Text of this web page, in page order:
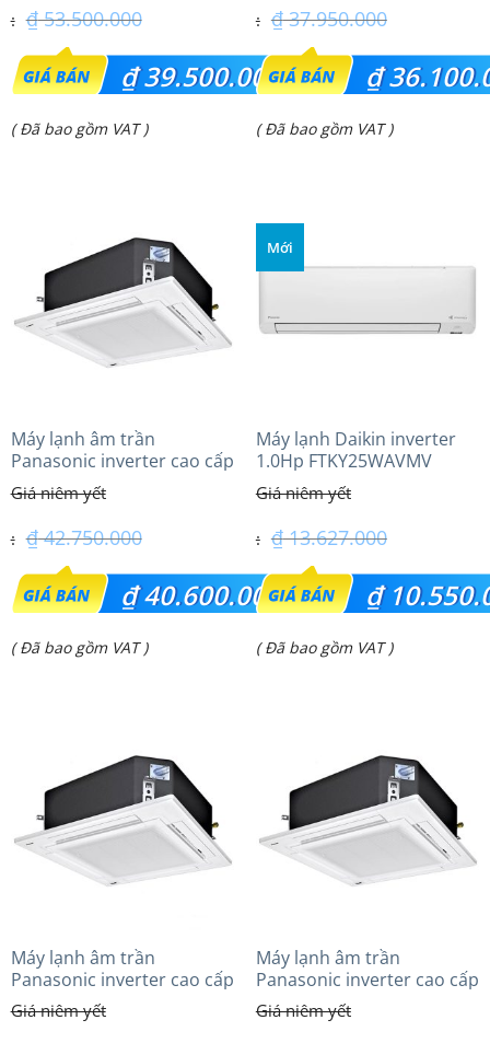
₫53.500.000
Giá
gốc
là:
₫39.500.000
Giá
₫ 39.500.000.
( Đã bao gồm VAT )
₫37.950.000
Giá
gốc
là:
₫
Giá
₫ 36.100.000.
( Đã bao gồm VAT )
Máy lạnh âm trần
Panasonic inverter cao cấp
(5.0Hp) S-3448PU3HA/U-
43PRH1H5
₫42.750.000
Giá
gốc
là:
₫40.600.000
Giá
₫ 40.600.000.
( Đã bao gồm VAT )
Mới
Máy lạnh Daikin inverter
1.0Hp FTKY25WAVMV
₫13.627.000
Giá
gốc
là:
₫
Giá
₫ 10.550.000.
( Đã bao gồm VAT )
Máy lạnh âm trần
Panasonic inverter cao cấp
(2.5Hp) S-1821PU3HA/U-
21PRH1H5
Máy lạnh âm trần
Panasonic inverter cao cấp
(5.0Hp) S-3448PU3HA/U-
43PRH1H8 – 3 Pha